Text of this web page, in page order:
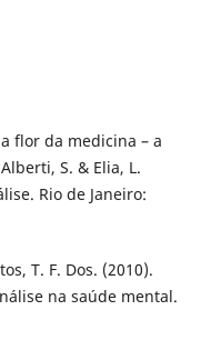
flor da medicina – a
S. & Elia, L.
Rio de Janeiro:
T. F. Dos. (2010).
na saúde mental.